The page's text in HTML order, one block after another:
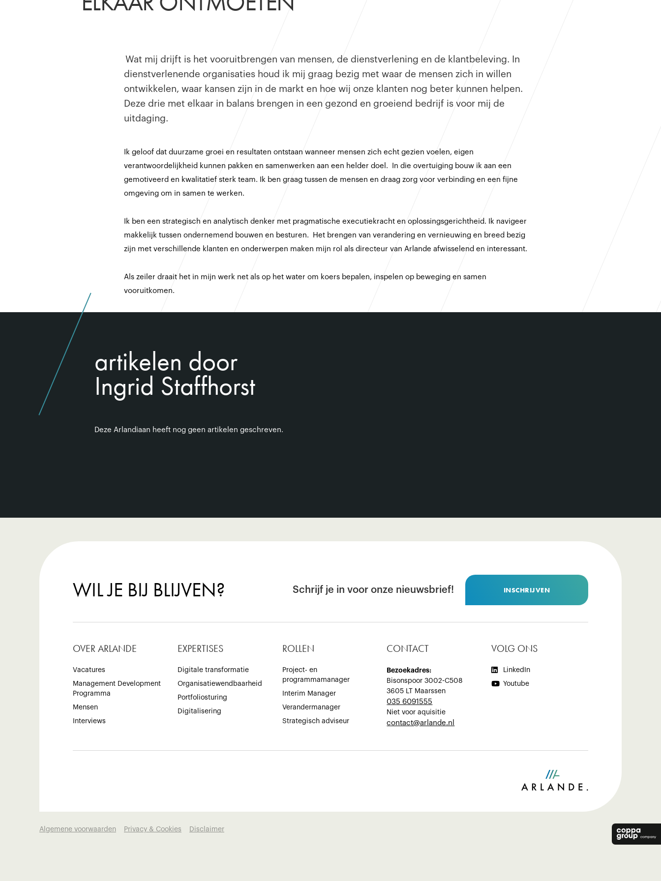
Wat mij drijft is het vooruitbrengen van mensen, de dienstverlening en de klantbeleving. In
dienstverlenende organisaties houd ik mij graag bezig met waar de mensen zich in willen
ontwikkelen, waar kansen zijn in de markt en hoe wij onze klanten nog beter kunnen helpen.
Deze drie met elkaar in balans brengen in een gezond en groeiend bedrijf is voor mij de
uitdaging.
Ik geloof dat duurzame groei en resultaten ontstaan wanneer mensen zich echt gezien voelen, eigen
verantwoordelijkheid kunnen pakken en samenwerken aan een helder doel. In die overtuiging bouw ik aan een
gemotiveerd en kwalitatief sterk team. Ik ben graag tussen de mensen en draag zorg voor verbinding en een fijne
omgeving om in samen te werken.
Ik ben een strategisch en analytisch denker met pragmatische executiekracht en oplossingsgerichtheid. Ik navigeer
makkelijk tussen ondernemend bouwen en besturen. Het brengen van verandering en vernieuwing en breed bezig
zijn met verschillende klanten en onderwerpen maken mijn rol als directeur van Arlande afwisselend en interessant.
Als zeiler draait het in mijn werk net als op het water om koers bepalen, inspelen op beweging en samen
vooruitkomen.
artikelen door
Ingrid Staffhorst
Deze Arlandiaan heeft nog geen artikelen geschreven.
WIL JE BIJ BLIJVEN? Schrijf je in voor onze nieuwsbrief! INSCHRIJVEN
OVER ARLANDE
Vacatures
Management Development
Programma
Mensen
Interviews
EXPERTISES
Digitale transformatie
Organisatiewendbaarheid
Portfoliosturing
Digitalisering
ROLLEN
Project- en
programmamanager
Interim Manager
Verandermanager
Strategisch adviseur
CONTACT
Bezoekadres:
Bisonspoor 3002-C508
3605 LT Maarssen
035 6091555
Niet voor aquisitie
‍contact@arlande.nl
VOLG ONS
 LinkedIn
 Youtube
Algemene voorwaarden Privacy & Cookies Disclaimer